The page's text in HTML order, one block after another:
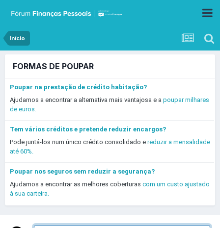
Início
FORMAS DE POUPAR
Poupar na prestação de crédito habitação?
Ajudamos a encontrar a alternativa mais vantajosa e a poupar milhares
de euros.
Tem vários créditos e pretende reduzir encargos?
Pode juntá-los num único crédito consolidado e reduzir a mensalidade
até 60%.
Poupar nos seguros sem reduzir a segurança?
Ajudamos a encontrar as melhores coberturas com um custo ajustado
à sua carteira.